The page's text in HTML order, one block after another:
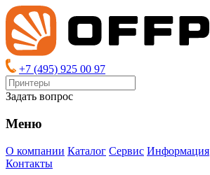
+7 (495) 925 00 97
Задать вопрос
Меню
О компании Каталог Сервис Информация
Контакты